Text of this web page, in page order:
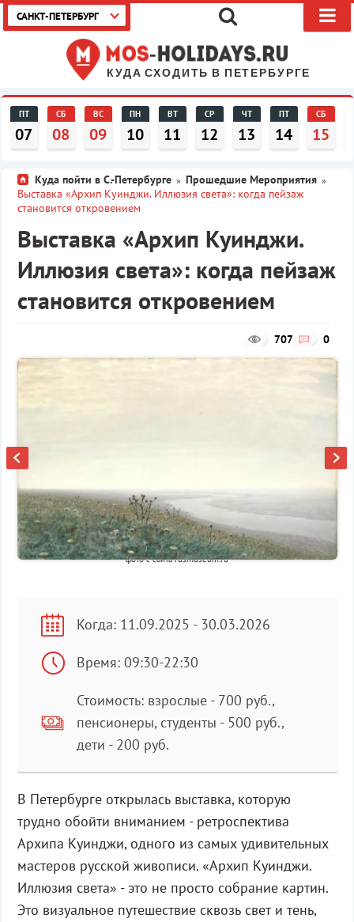
КУДА СХОДИТЬ В ПЕТЕРБУРГЕ
САНКТ-ПЕТЕРБУРГ
ПТ
07
СБ
08
ВС
09
ПН
10
ВТ
11
СР
12
ЧТ
13
ПТ
14
СБ
15
Куда пойти в С.-Петербурге » Прошедшие Мероприятия »
Выставка «Архип Куинджи. Иллюзия света»: когда пейзаж
становится откровением
Выставка «Архип Куинджи.
Иллюзия света»: когда пейзаж
становится откровением
0
707
фото с сайта rusmuseum.ru
Когда: 11.09.2025 - 30.03.2026
Время: 09:30-22:30
Стоимость: взрослые - 700 руб.,
пенсионеры, студенты - 500 руб.,
дети - 200 руб.
В Петербурге открылась выставка, которую
трудно обойти вниманием - ретроспектива
Архипа Куинджи, одного из самых удивительных
мастеров русской живописи. «Архип Куинджи.
Иллюзия света» - это не просто собрание картин.
Это визуальное путешествие сквозь свет и тень,